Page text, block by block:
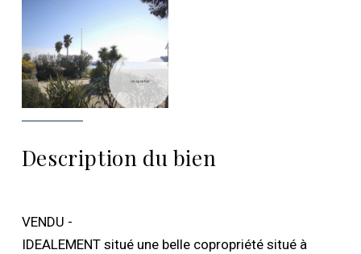
Description du bien
VENDU -
IDEALEMENT situé une belle copropriété situé à